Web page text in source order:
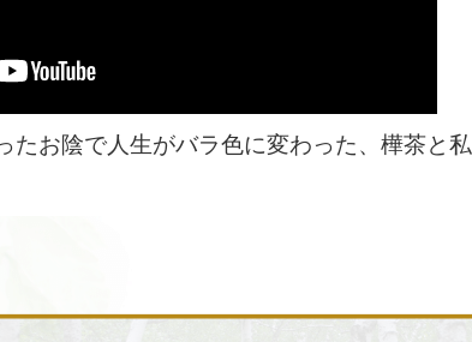
たお陰で人生がバラ色に変わった、樺茶と私